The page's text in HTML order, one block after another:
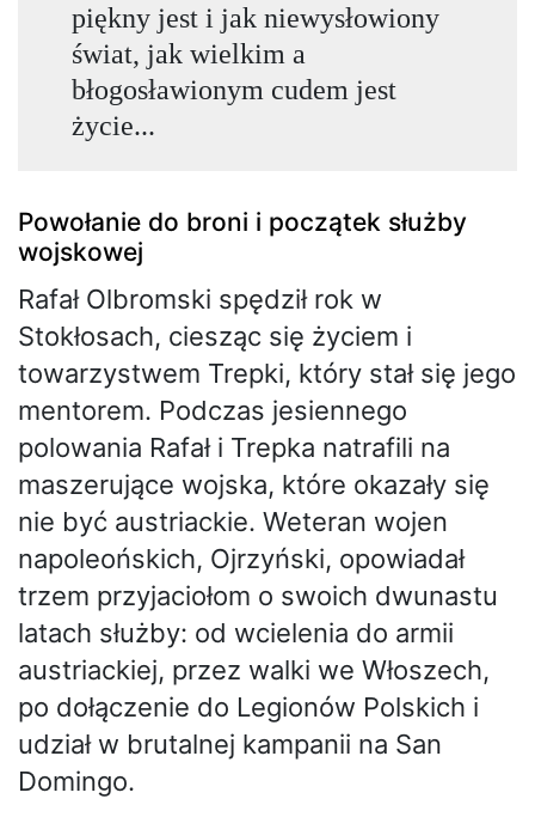
piękny jest i jak niewysłowiony
świat, jak wielkim a
błogosławionym cudem jest
życie...
Powołanie do broni i początek służby
wojskowej
Rafał Olbromski spędził rok w
Stokłosach, ciesząc się życiem i
towarzystwem Trepki, który stał się jego
mentorem. Podczas jesiennego
polowania Rafał i Trepka natrafili na
maszerujące wojska, które okazały się
nie być austriackie. Weteran wojen
napoleońskich, Ojrzyński, opowiadał
trzem przyjaciołom o swoich dwunastu
latach służby: od wcielenia do armii
austriackiej, przez walki we Włoszech,
po dołączenie do Legionów Polskich i
udział w brutalnej kampanii na San
Domingo.